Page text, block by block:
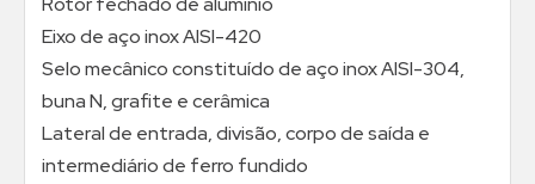
Eixo de aço inox AISI-420
Selo mecânico constituído de aço inox AISI-304,
buna N, grafite e cerâmica
Lateral de entrada, divisão, corpo de saída e
intermediário de ferro fundido